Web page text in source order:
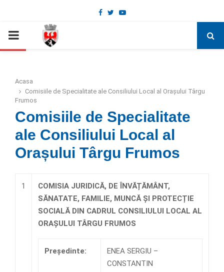
Deschide bara de unelte
Facebook
TwitterYoutube
PRIMARY
Acasa
Comisiile de Specialitate ale Consiliului Local al Orașului Târgu
Frumos
Comisiile de Specialitate
ale Consiliului Local al
Orașului Târgu Frumos
1
COMISIA JURIDICĂ, DE ÎNVĂȚĂMÂNT,
SĂNATATE, FAMILIE, MUNCĂ ȘI PROTECȚIE
SOCIALĂ DIN CADRUL CONSILIULUI LOCAL AL
ORAȘULUI TÂRGU FRUMOS
Preşedinte:
ENEA SERGIU –
CONSTANTIN